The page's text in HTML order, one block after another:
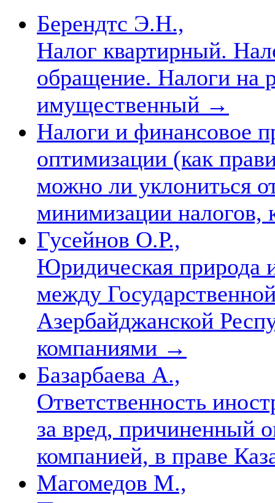
Берендтс Э.Н.,
Налог квартирный.
обращение. Налоги на
имущественный →
Налоги и финансовое
оптимизации (как
можно ли уклониться
минимизации
Гусейнов О.Р.,
Юридическая природа
между
Азербайджанской
компаниями →
Базарбаева А.,
Ответственность
за вред, причиненный
компанией, в праве
Магомедов М.,